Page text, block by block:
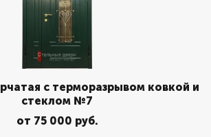
с терморазрывом ковкой и
стеклом №7
от 75 000 руб.